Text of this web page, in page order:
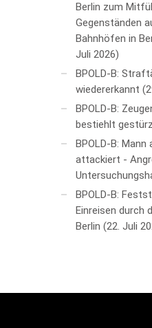
Berlin zum
Gegenständen
Bahnhöfen in
Juli 2026
BPOLD-B:
wiedererkannt
BPOLD-B:
bestiehlt
BPOLD-B:
attackiert -
BPOLD-B:
Einreisen durch
Berlin 22. Juli